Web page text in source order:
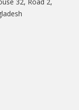
32, Road 2,